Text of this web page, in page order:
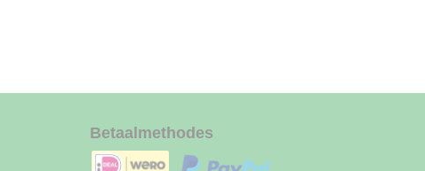
Betaalmethodes